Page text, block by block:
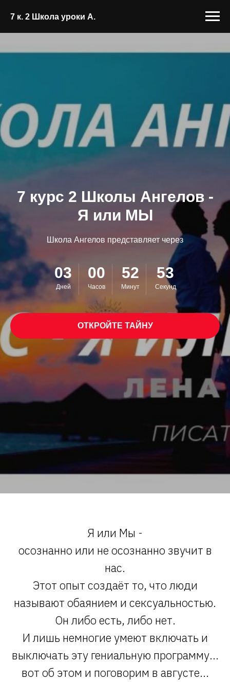
7 к. 2 Школа уроки А.
7 курс 2 Школы Ангелов -
Я или МЫ
Школа Ангелов представляет через
03
Дней
00
Часов
52
Минут
51
Секунд
ОТКРОЙТЕ ТАЙНУ
Я или Мы -
осознанно или не осознанно звучит в
нас.
Этот опыт создаёт то, что люди
называют обаянием и сексуальностью.
Он либо есть, либо нет.
И лишь немногие умеют включать и
выключать эту гениальную программу...
вот об этом и поговорим в августе...